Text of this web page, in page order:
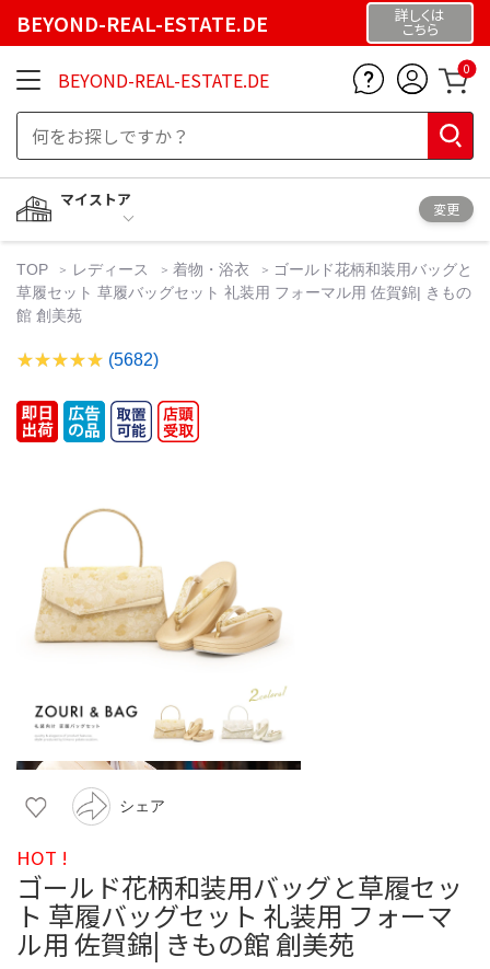
BEYOND-REAL-ESTATE.DE 詳しくは
こちら
BEYOND-REAL-ESTATE.DE 0
マイストア
変更
TOP レディース 着物・浴衣
ゴールド花柄和装用バッグと
草履セット 草履バッグセット 礼装用 フォーマル用 佐賀錦| きもの
館 創美苑
(5682)
シェア
HOT !
ゴールド花柄和装用バッグと草履セッ
ト 草履バッグセット 礼装用 フォーマ
ル用 佐賀錦| きもの館 創美苑